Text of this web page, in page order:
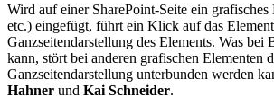
Wird auf einer SharePoint-Seite ein
etc.) eingefügt, führt ein Klick auf das
Ganzseitendarstellung des Elements. Was bei
kann, stört bei anderen grafischen Elementen
Ganzseitendarstellung unterbunden werden
Hahner und Kai Schneider.